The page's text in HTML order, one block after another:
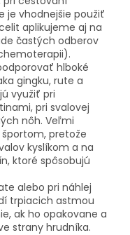
je vhodnejšie použiť
aplikujeme aj na
častých odberov
hlboké
gingku, rute a
využiť pri
pri svalovej
nôh. Veľmi
pretože
kyslíkom a na
ktoré spôsobujú
alebo pri náhlej
trpiacich astmou
ak ho opakovane a
strany hrudníka.